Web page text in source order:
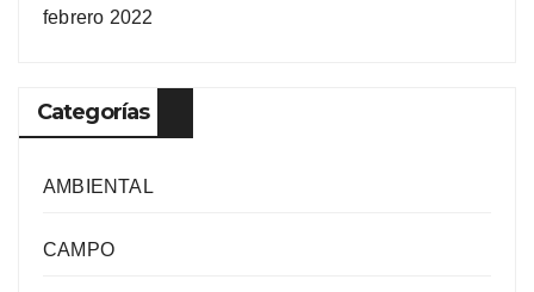
febrero 2022
Categorías
AMBIENTAL
CAMPO